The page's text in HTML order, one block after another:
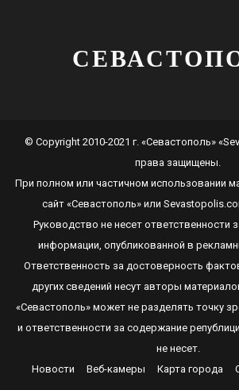
© Copyright 2010-2021 г. «Севастополь»
права защищены.
При полном или частичном использовании
сайт «Севастополь» или
Руководство не несет ответственности
информации, опубликованной в
Ответственность за достоверность
других сведений несут авторы
«Севастополь»может не разделять точку
и ответственности за содержание
не несет.
Новости
Веб-камеры Карта города